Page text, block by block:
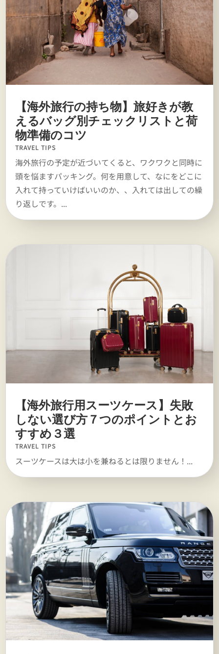
【海外旅行の持ち物】旅好きが教
えるバッグ別チェックリストと荷
物準備のコツ
TRAVEL TIPS
海外旅行の予定が近づいてくると、ワクワクと同時に
頭を悩ますパッキング。何を用意して、なにをどこに
入れて持っていけばいいのか、、入れては出しての繰
り返しです。...
【海外旅行用スーツケース】失敗
しない選び方７つのポイントとお
すすめ３選
TRAVEL TIPS
スーツケースは大は小を兼ねるとは限りません！...